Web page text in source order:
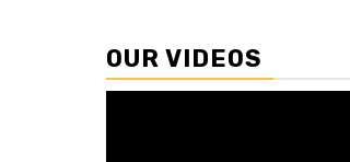
OUR VIDEOS